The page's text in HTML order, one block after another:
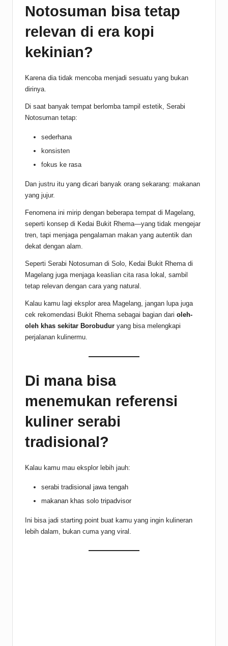
Notosuman bisa tetap
relevan di era kopi
kekinian?
Karena dia tidak mencoba menjadi sesuatu yang bukan
dirinya.
Di saat banyak tempat berlomba tampil estetik, Serabi
Notosuman tetap:
sederhana
konsisten
fokus ke rasa
Dan justru itu yang dicari banyak orang sekarang: makanan
yang jujur.
Fenomena ini mirip dengan beberapa tempat di Magelang,
seperti konsep di Kedai Bukit Rhema—yang tidak mengejar
tren, tapi menjaga pengalaman makan yang autentik dan
dekat dengan alam.
Seperti Serabi Notosuman di Solo, Kedai Bukit Rhema di
Magelang juga menjaga keaslian cita rasa lokal, sambil
tetap relevan dengan cara yang natural.
Kalau kamu lagi eksplor area Magelang, jangan lupa juga
cek rekomendasi Bukit Rhema sebagai bagian dari oleh-
oleh khas sekitar Borobudur yang bisa melengkapi
perjalanan kulinermu.
Di mana bisa
menemukan referensi
kuliner serabi
tradisional?
Kalau kamu mau eksplor lebih jauh:
serabi tradisional jawa tengah
makanan khas solo tripadvisor
Ini bisa jadi starting point buat kamu yang ingin kulineran
lebih dalam, bukan cuma yang viral.